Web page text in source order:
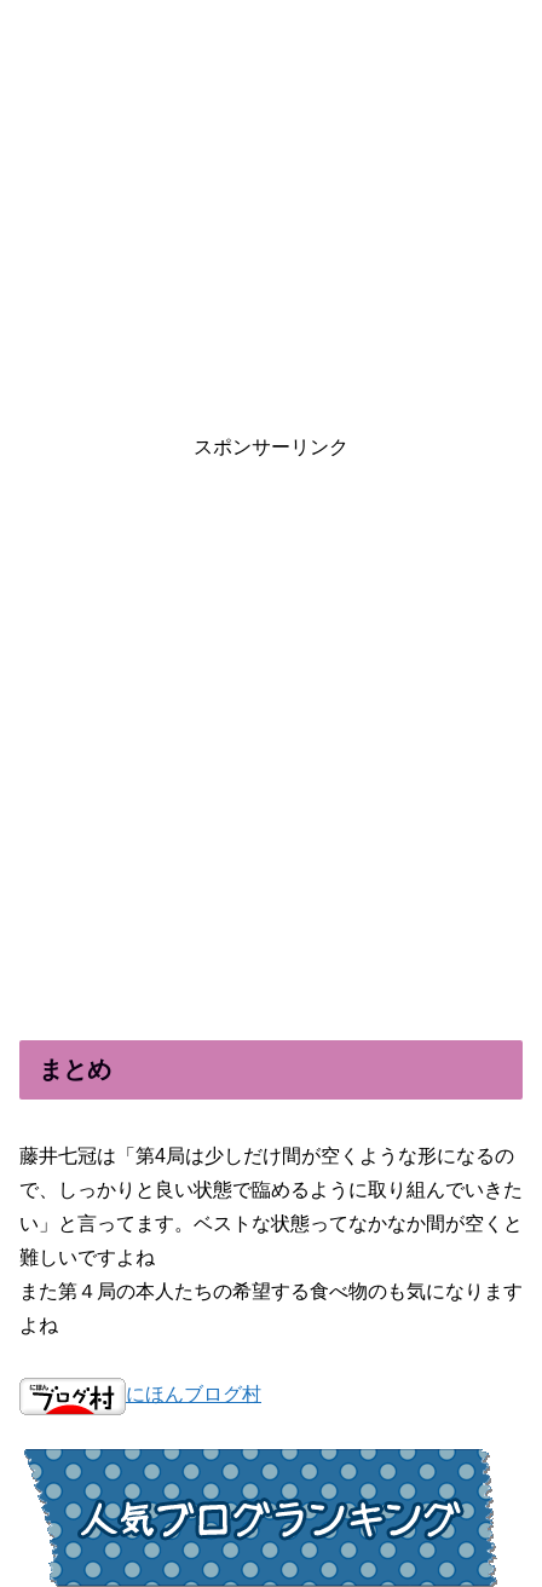
スポンサーリンク
まとめ
藤井七冠は「第4局は少しだけ間が空くような形になるの
で、しっかりと良い状態で臨めるように取り組んでいきた
い」と言ってます。ベストな状態ってなかなか間が空くと
難しいですよね
また第４局の本人たちの希望する食べ物のも気になります
よね
にほんブログ村